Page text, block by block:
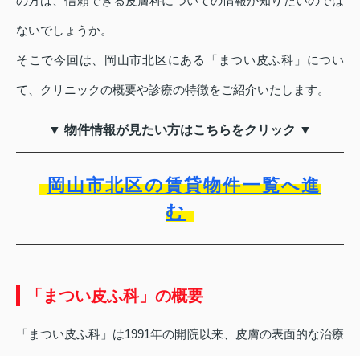
ないでしょうか。
そこで今回は、岡山市北区にある「まつい皮ふ科」につい
て、クリニックの概要や診療の特徴をご紹介いたします。
▼ 物件情報が見たい方はこちらをクリック ▼
岡山市北区の賃貸物件一覧へ進
む
「まつい皮ふ科」の概要
「まつい皮ふ科」は1991年の開院以来、皮膚の表面的な治療